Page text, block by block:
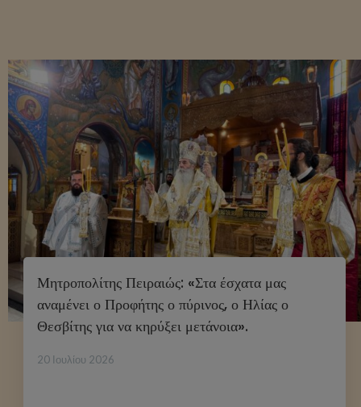
Μητροπολίτης Πειραιώς: «Στα έσχατα μας
αναμένει ο Προφήτης ο πύρινος, ο Ηλίας ο
Θεσβίτης για να κηρύξει μετάνοια».
20 Ιουλίου 2026